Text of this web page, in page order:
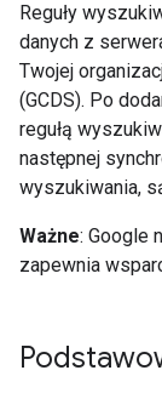
Reguły
danych z
Twojej
(GCDS). Po
regułą
następnej
wyszukiwania,
Ważne: Google
zapewnia